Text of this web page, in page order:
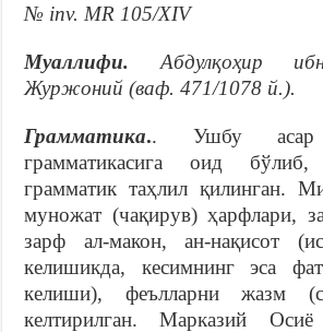
№ inv. MR 105/XIV
Муаллифи. Абдулқоҳир
Журжоний (ваф. 471/1078 й.).
Грамматика.. Ушбу асар
грамматикасига оид
грамматик таҳлил қилинган.
муножат (чақирув) ҳарфлари,
зарф ал-макон, ан-нақисот
келишикда, кесимнинг эса
келиши), феълларни жазм
келтирилган. Марказий Осиё